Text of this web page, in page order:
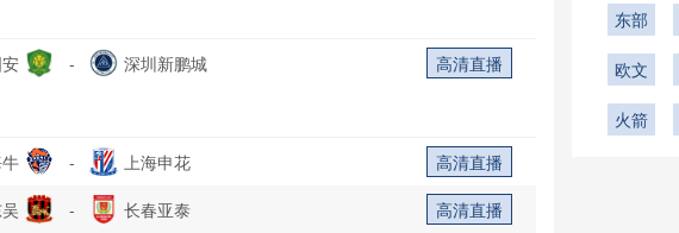
- 深圳新鹏城 高清直播
- 上海申花
高清直播
- 长春亚泰
高清直播
东部
欧文
火箭